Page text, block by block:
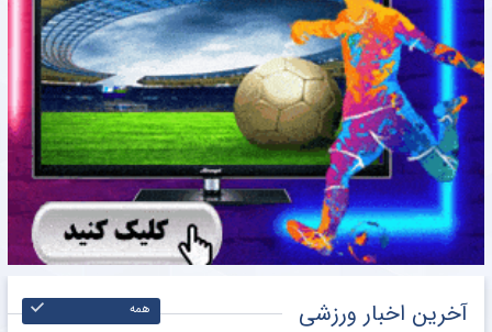
آخرین اخبار ورزشی همه